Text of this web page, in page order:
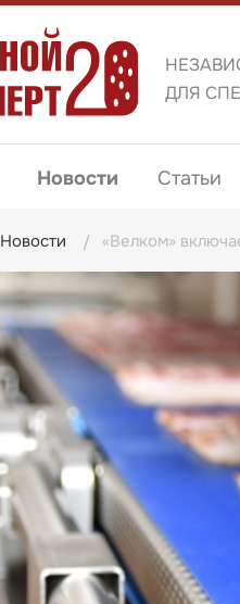
ДЛЯ
Новости Статьи
Новости «Велком»